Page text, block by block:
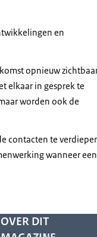
en
opnieuw
elkaar in gesprek te
worden ook de
contacten te
wanneer een
OVER DIT